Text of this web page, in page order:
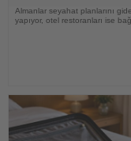
Almanlar seyahat planlarını
yapıyor, otel restoranları ise